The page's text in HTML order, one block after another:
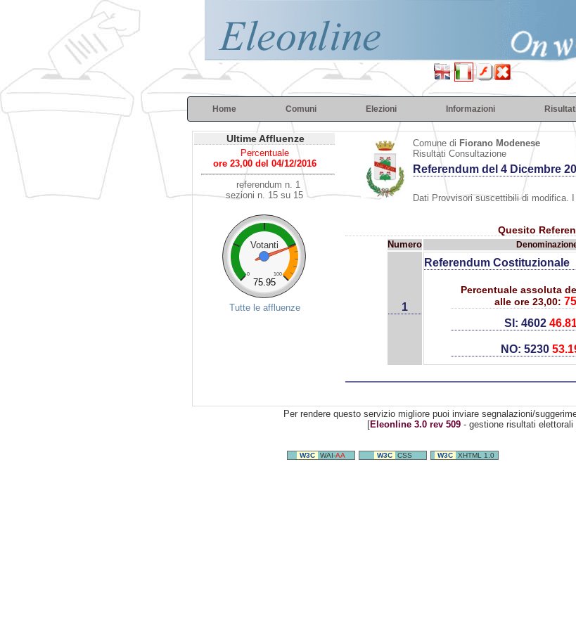
Home Comuni Elezioni Informazioni
Ultime Affluenze
Percentuale
ore 23,00 del 04/12/2016
referendum n. 1
sezioni n. 15 su 15
Votanti
0 100
75.95
Tutte le affluenze
Comune di Fiorano Modenese
Risultati Consultazione
Referendum del 4 Dicembre
Dati Provvisori suscettibili di modifica.
Quesito
Numero
1
Referendum Costituzionale
Percentuale assoluta
alle ore 23,00:
SI: 4602
NO: 5230
Per rendere questo servizio migliore puoi inviare segnalazioni/
[Eleonline 3.0 rev 509- gestione risultati elettorali
W3C WAI-AA W3C CSS W3C XHTML 1.0